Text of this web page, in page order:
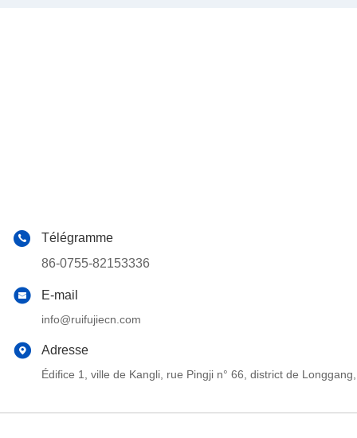
Télégramme
86-0755-82153336
E-mail
info@ruifujiecn.com
Adresse
Édifice 1, ville de Kangli, rue Pingji n° 66, district de